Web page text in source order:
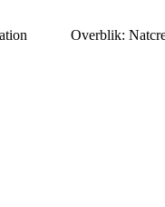
Overblik: